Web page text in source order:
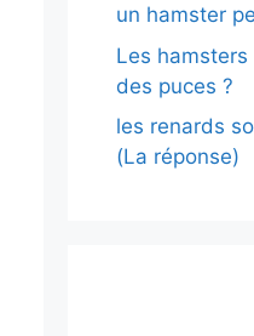
un hamster
Les
des puces ?
les renards
(La réponse)